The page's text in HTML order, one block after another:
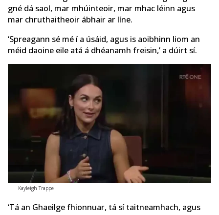
gné dá saol, mar mhúinteoir, mar mhac léinn agus
mar chruthaitheoir ábhair ar líne.
‘Spreagann sé mé í a úsáid, agus is aoibhinn liom an
méid daoine eile atá á dhéanamh freisin,’ a dúirt sí.
Kayleigh Trappe
‘Tá an Ghaeilge fhionnuar, tá sí taitneamhach, agus